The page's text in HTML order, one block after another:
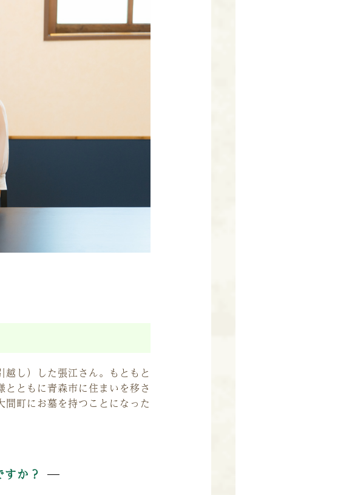
し）した張江さん。もともと
ともに青森市に住まいを移さ
町にお墓を持つことになった
か？